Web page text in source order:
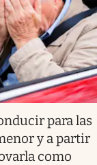
para las
y a partir
como